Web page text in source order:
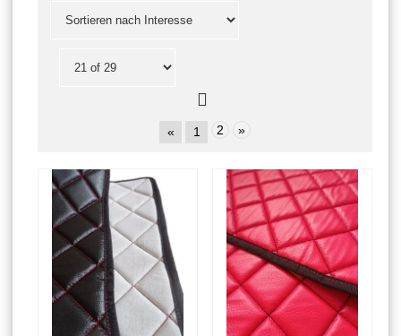
« 1 2 »